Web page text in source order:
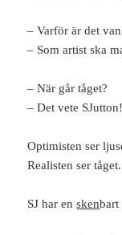
– Varför är det
– Som artist ska
– När går tåget?
– Det vete SJutton!
Optimisten ser
Realisten ser
SJ har enskenbart